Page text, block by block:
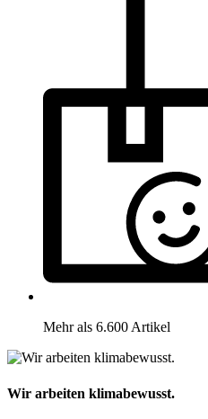
Mehr als 6.600 Artikel
Wir arbeiten klimabewusst.